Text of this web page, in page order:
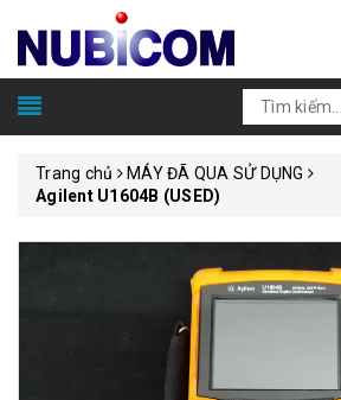
Trang chủ
MÁY ĐÃ QUA SỬ DỤNG
Agilent U1604B (USED)